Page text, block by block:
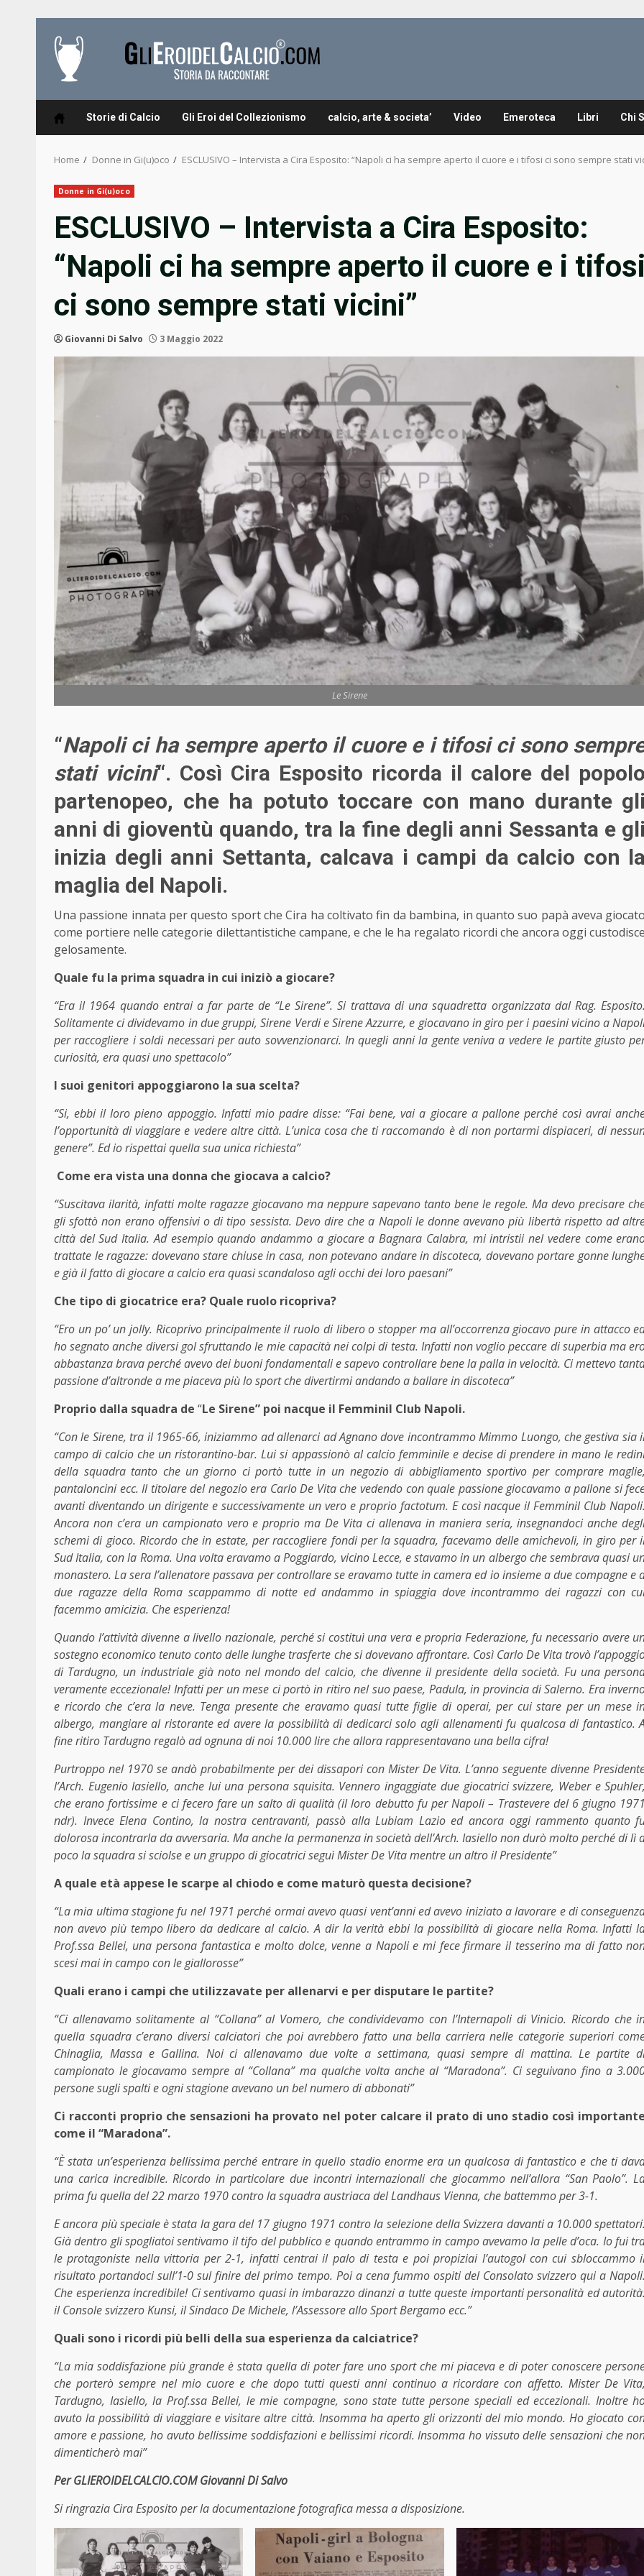
content
Storie di Calcio Gli Eroi del Collezionismo calcio, arte & societa’ Video Emeroteca Libri Chi
Home Donne in Gi(u)oco ESCLUSIVO – Intervista a Cira Esposito: “Napoli ci ha sempre aperto il cuore e i tifosi ci sono sempre stati
Donne in Gi(u)oco
ESCLUSIVO – Intervista a Cira Esposito:
“Napoli ci ha sempre aperto il cuore e i tifosi
ci sono sempre stati vicini”
Giovanni Di Salvo 3 Maggio 2022
Le Sirene
“Napoli ci ha sempre aperto il cuore e i tifosi ci sono
stati vicini“. Così Cira Esposito ricorda il calore del popolo
partenopeo, che ha potuto toccare con mano durante gli
anni di gioventù quando, tra la fine degli anni Sessanta e gli
inizia degli anni Settanta, calcava i campi da calcio con la
maglia del Napoli.
Una passione innata per questo sport che Cira ha coltivato fin da bambina, in quanto suo papà aveva giocato
come portiere nelle categorie dilettantistiche campane, e che le ha regalato ricordi che ancora oggi custodisce
gelosamente.
Quale fu la prima squadra in cui iniziò a giocare?
“Era il 1964 quando entrai a far parte de “Le Sirene”. Si trattava di una squadretta organizzata dal Rag. Esposito.
Solitamente ci dividevamo in due gruppi, Sirene Verdi e Sirene Azzurre, e giocavano in giro per i paesini vicino a
per raccogliere i soldi necessari per auto sovvenzionarci. In quegli anni la gente veniva a vedere le partite giusto
curiosità, era quasi uno spettacolo”
I suoi genitori appoggiarono la sua scelta?
“Si, ebbi il loro pieno appoggio. Infatti mio padre disse: “Fai bene, vai a giocare a pallone perché così avrai
l’opportunità di viaggiare e vedere altre città. L’unica cosa che ti raccomando è di non portarmi dispiaceri, di
genere”. Ed io rispettai quella sua unica richiesta”
Come era vista una donna che giocava a calcio?
“Suscitava ilarità, infatti molte ragazze giocavano ma neppure sapevano tanto bene le regole. Ma devo precisare
gli sfottò non erano offensivi o di tipo sessista. Devo dire che a Napoli le donne avevano più libertà rispetto ad
città del Sud Italia. Ad esempio quando andammo a giocare a Bagnara Calabra, mi intristii nel vedere come
trattate le ragazze: dovevano stare chiuse in casa, non potevano andare in discoteca, dovevano portare gonne
e già il fatto di giocare a calcio era quasi scandaloso agli occhi dei loro paesani”
Che tipo di giocatrice era? Quale ruolo ricopriva?
“Ero un po’ un jolly. Ricoprivo principalmente il ruolo di libero o stopper ma all’occorrenza giocavo pure in attacco
ho segnato anche diversi gol sfruttando le mie capacità nei colpi di testa. Infatti non voglio peccare di superbia ma
abbastanza brava perché avevo dei buoni fondamentali e sapevo controllare bene la palla in velocità. Ci mettevo
passione d’altronde a me piaceva più lo sport che divertirmi andando a ballare in discoteca”
Proprio dalla squadra de “Le Sirene” poi nacque il Femminil Club Napoli.
“Con le Sirene, tra il 1965-66, iniziammo ad allenarci ad Agnano dove incontrammo Mimmo Luongo, che gestiva sia
campo di calcio che un ristorantino-bar. Lui si appassionò al calcio femminile e decise di prendere in mano le
della squadra tanto che un giorno ci portò tutte in un negozio di abbigliamento sportivo per comprare maglie,
pantaloncini ecc. Il titolare del negozio era Carlo De Vita che vedendo con quale passione giocavamo a pallone si
avanti diventando un dirigente e successivamente un vero e proprio factotum. E così nacque il Femminil Club Napoli.
Ancora non c’era un campionato vero e proprio ma De Vita ci allenava in maniera seria, insegnandoci anche
schemi di gioco. Ricordo che in estate, per raccogliere fondi per la squadra, facevamo delle amichevoli, in giro per
Sud Italia, con la Roma. Una volta eravamo a Poggiardo, vicino Lecce, e stavamo in un albergo che sembrava quasi
monastero. La sera l’allenatore passava per controllare se eravamo tutte in camera ed io insieme a due compagne e
due ragazze della Roma scappammo di notte ed andammo in spiaggia dove incontrammo dei ragazzi con
facemmo amicizia. Che esperienza!
Quando l’attività divenne a livello nazionale, perché si costituì una vera e propria Federazione, fu necessario avere
sostegno economico tenuto conto delle lunghe trasferte che si dovevano affrontare. Così Carlo De Vita trovò
di Tardugno, un industriale già noto nel mondo del calcio, che divenne il presidente della società. Fu una
veramente eccezionale! Infatti per un mese ci portò in ritiro nel suo paese, Padula, in provincia di Salerno. Era
e ricordo che c’era la neve. Tenga presente che eravamo quasi tutte figlie di operai, per cui stare per un mese
albergo, mangiare al ristorante ed avere la possibilità di dedicarci solo agli allenamenti fu qualcosa di fantastico. A
fine ritiro Tardugno regalò ad ognuna di noi 10.000 lire che allora rappresentavano una bella cifra!
Purtroppo nel 1970 se andò probabilmente per dei dissapori con Mister De Vita. L’anno seguente divenne
l’Arch. Eugenio Iasiello, anche lui una persona squisita. Vennero ingaggiate due giocatrici svizzere, Weber e Spuhler,
che erano fortissime e ci fecero fare un salto di qualità (il loro debutto fu per Napoli – Trastevere del 6 giugno 1971
ndr). Invece Elena Contino, la nostra centravanti, passò alla Lubiam Lazio ed ancora oggi rammento quanto
dolorosa incontrarla da avversaria. Ma anche la permanenza in società dell’Arch. Iasiello non durò molto perché di lì
poco la squadra si sciolse e un gruppo di giocatrici seguì Mister De Vita mentre un altro il Presidente”
A quale età appese le scarpe al chiodo e come maturò questa decisione?
“La mia ultima stagione fu nel 1971 perché ormai avevo quasi vent’anni ed avevo iniziato a lavorare e di
non avevo più tempo libero da dedicare al calcio. A dir la verità ebbi la possibilità di giocare nella Roma. Infatti
Prof.ssa Bellei, una persona fantastica e molto dolce, venne a Napoli e mi fece firmare il tesserino ma di fatto
scesi mai in campo con le giallorosse”
Quali erano i campi che utilizzavate per allenarvi e per disputare le partite?
“Ci allenavamo solitamente al “Collana” al Vomero, che condividevamo con l’Internapoli di Vinicio. Ricordo che
quella squadra c’erano diversi calciatori che poi avrebbero fatto una bella carriera nelle categorie superiori
Chinaglia, Massa e Gallina. Noi ci allenavamo due volte a settimana, quasi sempre di mattina. Le partite
campionato le giocavamo sempre al “Collana” ma qualche volta anche al “Maradona”. Ci seguivano fino a
persone sugli spalti e ogni stagione avevano un bel numero di abbonati”
Ci racconti proprio che sensazioni ha provato nel poter calcare il prato di uno stadio così importante
come il “Maradona”.
“È stata un’esperienza bellissima perché entrare in quello stadio enorme era un qualcosa di fantastico e che ti
una carica incredibile. Ricordo in particolare due incontri internazionali che giocammo nell’allora “San Paolo”.
prima fu quella del 22 marzo 1970 contro la squadra austriaca del Landhaus Vienna, che battemmo per 3-1.
E ancora più speciale è stata la gara del 17 giugno 1971 contro la selezione della Svizzera davanti a 10.000 spettatori.
Già dentro gli spogliatoi sentivamo il tifo del pubblico e quando entrammo in campo avevamo la pelle d’oca. Io fui
le protagoniste nella vittoria per 2-1, infatti centrai il palo di testa e poi propiziai l’autogol con cui sbloccammo
risultato portandoci sull’1-0 sul finire del primo tempo. Poi a cena fummo ospiti del Consolato svizzero qui a Napoli.
Che esperienza incredibile! Ci sentivamo quasi in imbarazzo dinanzi a tutte queste importanti personalità ed
il Console svizzero Kunsi, il Sindaco De Michele, l’Assessore allo Sport Bergamo ecc.”
Quali sono i ricordi più belli della sua esperienza da calciatrice?
“La mia soddisfazione più grande è stata quella di poter fare uno sport che mi piaceva e di poter conoscere
che porterò sempre nel mio cuore e che dopo tutti questi anni continuo a ricordare con affetto. Mister De Vita,
Tardugno, Iasiello, la Prof.ssa Bellei, le mie compagne, sono state tutte persone speciali ed eccezionali. Inoltre
avuto la possibilità di viaggiare e visitare altre città. Insomma ha aperto gli orizzonti del mio mondo. Ho giocato
amore e passione, ho avuto bellissime soddisfazioni e bellissimi ricordi. Insomma ho vissuto delle sensazioni che
dimenticherò mai”
Per GLIEROIDELCALCIO.COM Giovanni Di Salvo
Si ringrazia Cira Esposito per la documentazione fotografica messa a disposizione.